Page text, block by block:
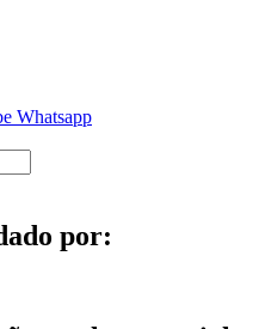
Whatsapp
por: